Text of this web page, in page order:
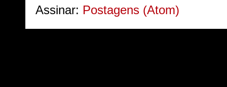
Assinar: Postagens (Atom)